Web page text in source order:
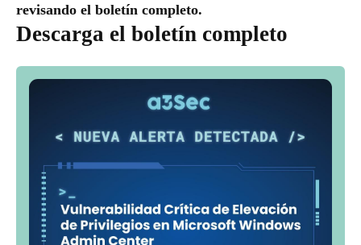
revisando el boletín completo.
Descarga el boletín completo